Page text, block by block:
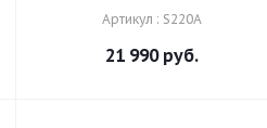
Артикул : S220A
21 990руб.